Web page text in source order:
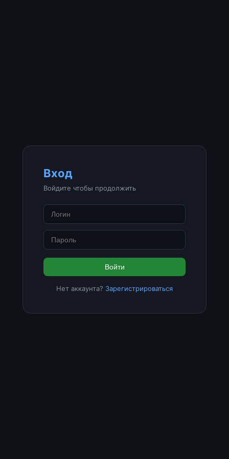
Вход
Войдите чтобы продолжить
Войти
Нет аккаунта? Зарегистрироваться